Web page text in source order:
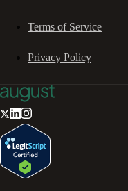
Terms of Service
Privacy Policy